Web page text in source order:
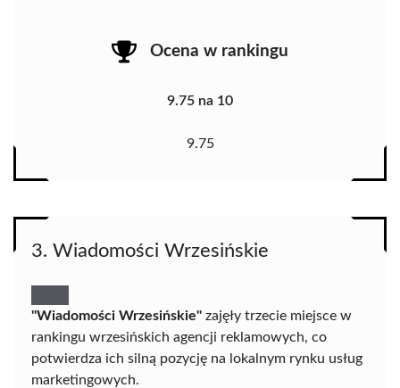
Ocena w rankingu
9.75 na 10
9.75
3. Wiadomości Wrzesińskie
"Wiadomości Wrzesińskie" zajęły trzecie miejsce w
rankingu wrzesińskich agencji reklamowych, co
potwierdza ich silną pozycję na lokalnym rynku usług
marketingowych.